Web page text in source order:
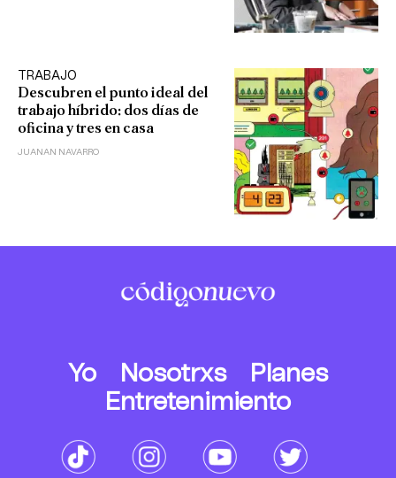
TRABAJO
Descubren el punto ideal del
trabajo híbrido: dos días de
oficina y tres en casa
JUANAN NAVARRO
Yo Nosotrxs
Planes
Entretenimiento